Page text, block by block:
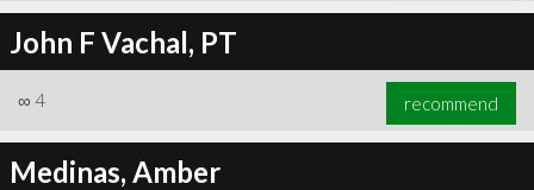
John F Vachal, PT
∞ 4 recommend
Medinas, Amber